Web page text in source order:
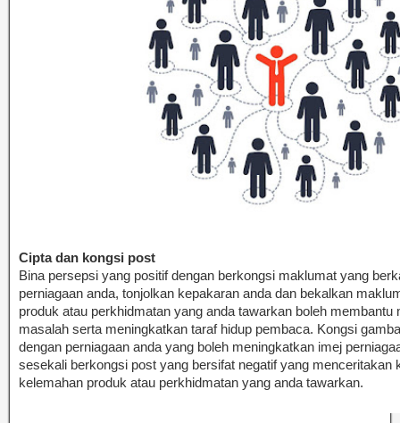
Cipta dan kongsi post
Bina persepsi yang positif dengan berkongsi maklumat yang
perniagaan anda, tonjolkan kepakaran anda dan bekalkan
produk atau perkhidmatan yang anda tawarkan boleh membantu
masalah serta meningkatkan taraf hidup pembaca. Kongsi
dengan perniagaan anda yang boleh meningkatkan imej
sesekali berkongsi post yang bersifat negatif yang menceritakan
kelemahan produk atau perkhidmatan yang anda tawarkan.